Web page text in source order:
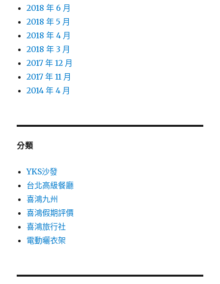
2018 年 6 月
2018 年 5 月
2018 年 4 月
2018 年 3 月
2017 年 12 月
2017 年 11 月
2014 年 4 月
分類
YKS沙發
台北高級餐廳
喜鴻九州
喜鴻假期評價
喜鴻旅行社
電動曬衣架